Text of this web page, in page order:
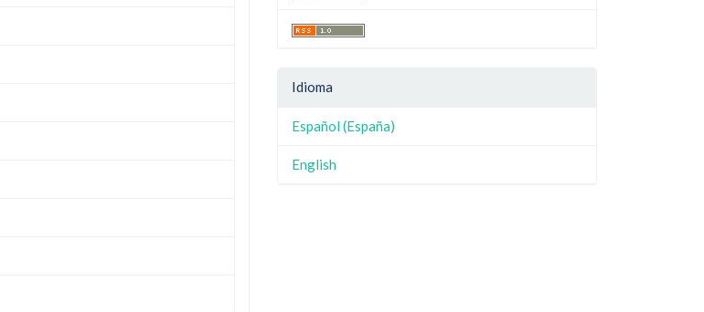
Idioma
Español (España)
English